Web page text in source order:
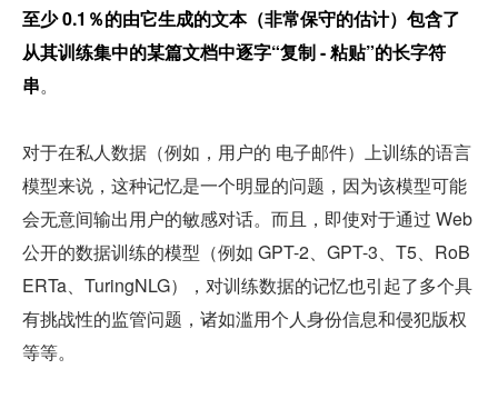
至少 0.1％的由它生成的文本（非常保守的估计）包含了
从其训练集中的某篇文档中逐字“复制 - 粘贴”的长字符
串。
对于在私人数据（例如，用户的 电子邮件）上训练的语言
模型来说，这种记忆是一个明显的问题，因为该模型可能
会无意间输出用户的敏感对话。而且，即使对于通过 Web
公开的数据训练的模型（例如 GPT-2、GPT-3、T5、RoB
ERTa、TuringNLG），对训练数据的记忆也引起了多个具
有挑战性的监管问题，诸如滥用个人身份信息和侵犯版权
等等。